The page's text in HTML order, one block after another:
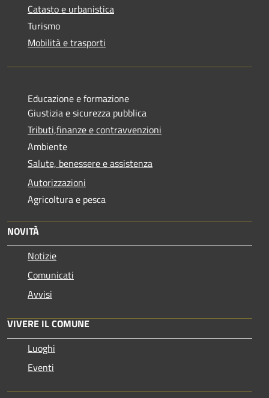
Catasto e urbanistica
Turismo
Mobilità e trasporti
Educazione e formazione
Giustizia e sicurezza pubblica
Tributi,finanze e contravvenzioni
Ambiente
Salute, benessere e assistenza
Autorizzazioni
Agricoltura e pesca
NOVITÀ
Notizie
Comunicati
Avvisi
VIVERE IL COMUNE
Luoghi
Eventi